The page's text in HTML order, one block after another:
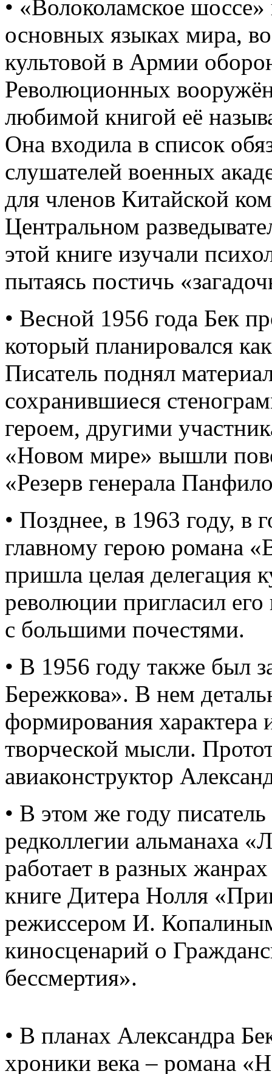
• «Волоколамское
основных языках мира,
культовой в Армии
Революционных
любимой книгой её
Она входила в список
слушателей военных
для членов Китайской
Центральном
этой книге изучали
пытаясь постичь
• Весной 1956 года Бек
который планировался
Писатель поднял
сохранившиеся
героем, другими
«Новом мире» вышли
«Резерв генерала
• Позднее, в 1963 году,
главному герою романа
пришла целая делегация
революции пригласил
с большими почестями.
• В 1956 году также был
Бережкова». В нем
формирования характера
творческой мысли.
авиаконструктор
• В этом же году
редколлегии альманаха
работает в разных
книге Дитера Нолля
режиссером И.
киносценарий о
бессмертия».
• В планах Александра
хроники века – романа